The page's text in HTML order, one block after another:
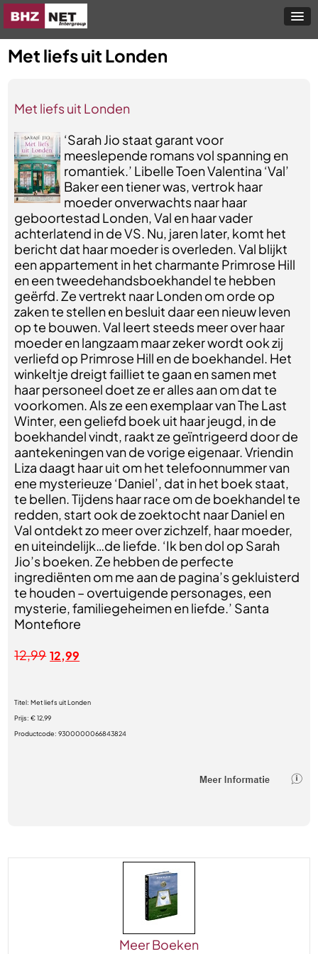
Met liefs uit Londen
Met liefs uit Londen
‘Sarah Jio staat garant voor
meeslepende romans vol spanning en
romantiek.’ Libelle Toen Valentina ‘Val’
Baker een tiener was, vertrok haar
moeder onverwachts naar haar
geboortestad Londen, Val en haar vader
achterlatend in de VS. Nu, jaren later, komt het
bericht dat haar moeder is overleden. Val blijkt
een appartement in het charmante Primrose Hill
en een tweedehandsboekhandel te hebben
geërfd. Ze vertrekt naar Londen om orde op
zaken te stellen en besluit daar een nieuw leven
op te bouwen. Val leert steeds meer over haar
moeder en langzaam maar zeker wordt ook zij
verliefd op Primrose Hill en de boekhandel. Het
winkeltje dreigt failliet te gaan en samen met
haar personeel doet ze er alles aan om dat te
voorkomen. Als ze een exemplaar van The Last
Winter, een geliefd boek uit haar jeugd, in de
boekhandel vindt, raakt ze geïntrigeerd door de
aantekeningen van de vorige eigenaar. Vriendin
Liza daagt haar uit om het telefoonnummer van
ene mysterieuze ‘Daniel’, dat in het boek staat,
te bellen. Tijdens haar race om de boekhandel te
redden, start ook de zoektocht naar Daniel en
Val ontdekt zo meer over zichzelf, haar moeder,
en uiteindelijk…de liefde. ‘Ik ben dol op Sarah
Jio’s boeken. Ze hebben de perfecte
ingrediënten om me aan de pagina’s gekluisterd
te houden – overtuigende personages, een
mysterie, familiegeheimen en liefde.’ Santa
Montefiore
12,99 12,99
Titel:Met liefs uit Londen
Prijs:€ 12,99
Productcode:9300000066843824
Meer Boeken